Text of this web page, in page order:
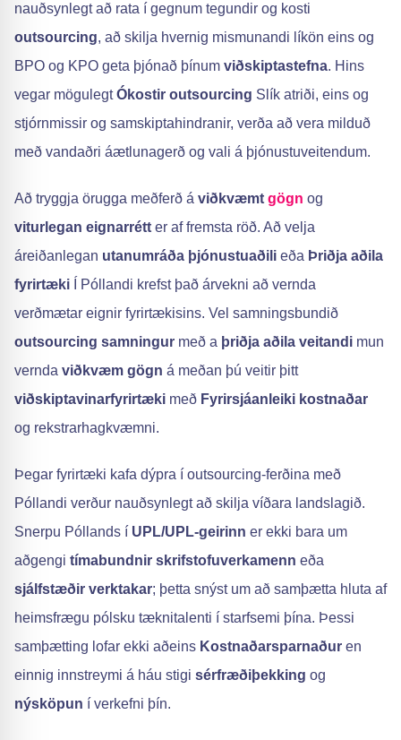
nauðsynlegt að rata í gegnum tegundir og kosti
outsourcing, að skilja hvernig mismunandi líkön eins og
BPO og KPO geta þjónað þínum viðskiptastefna. Hins
vegar mögulegtÓkostir outsourcing Slík atriði, eins og
stjórnmissir og samskiptahindranir, verða að vera milduð
með vandaðri áætlunagerð og vali á þjónustuveitendum.
Að tryggja örugga meðferð á viðkvæmt gögn og
viturlegan eignarrétt er af fremsta röð. Að velja
áreiðanlegan utanumráða þjónustuaðili eða Þriðja aðila
fyrirtæki Í Póllandi krefst það árvekni að vernda
verðmætar eignir fyrirtækisins. Vel samningsbundið
outsourcing samningur með a þriðja aðila veitandi mun
vernda viðkvæm gögn á meðan þú veitir þitt
viðskiptavinarfyrirtæki með Fyrirsjáanleiki kostnaðar
og rekstrarhagkvæmni.
Þegar fyrirtæki kafa dýpra í outsourcing-ferðina með
Póllandi verður nauðsynlegt að skilja víðara landslagið.
Snerpu Póllands í UPL/UPL-geirinn er ekki bara um
aðgengi tímabundnir skrifstofuverkamenn eða
sjálfstæðir verktakar; þetta snýst um að samþætta hluta af
heimsfrægu pólsku tæknitalenti í starfsemi þína. Þessi
samþætting lofar ekki aðeins Kostnaðarsparnaður en
einnig innstreymi á háu stigi sérfræðiþekking og
nýsköpun í verkefni þín.